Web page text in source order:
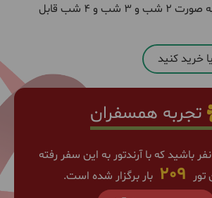
قشم (این تور به صورت 2 شب و 3 شب و 4 شب قابل
خرید کنید
تجربه همسفران
باشید که با آرندتور به این سفر رفته
209 بار برگزار شده است.